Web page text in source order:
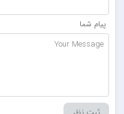
پیام شما